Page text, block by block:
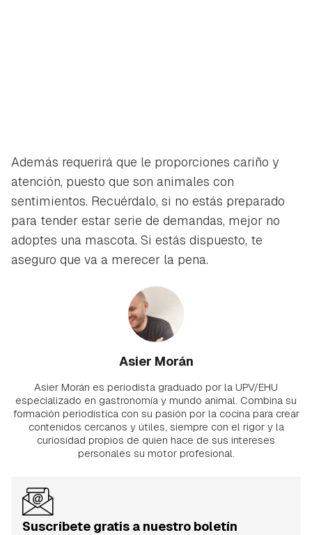
Además requerirá que le proporciones cariño y
atención, puesto que son animales con
sentimientos. Recuérdalo, si no estás preparado
para tender estar serie de demandas, mejor no
adoptes una mascota. Si estás dispuesto, te
aseguro que va a merecer la pena.
Asier Morán
Asier Morán es periodista graduado por la UPV/EHU
especializado en gastronomía y mundo animal. Combina su
formación periodística con su pasión por la cocina para crear
contenidos cercanos y útiles, siempre con el rigor y la
curiosidad propios de quien hace de sus intereses
personales su motor profesional.
Suscríbete gratis a nuestro boletín